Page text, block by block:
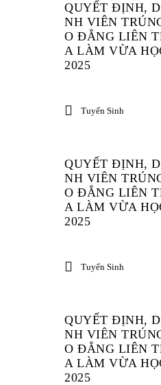
QUYẾT ĐỊNH,
NH VIÊN
O ĐẲNG LIÊN
A LÀM VỪA
2025
Tuyển Sinh
QUYẾT ĐỊNH,
NH VIÊN
O ĐẲNG LIÊN
A LÀM VỪA
2025
Tuyển Sinh
QUYẾT ĐỊNH,
NH VIÊN
O ĐẲNG LIÊN
A LÀM VỪA
2025